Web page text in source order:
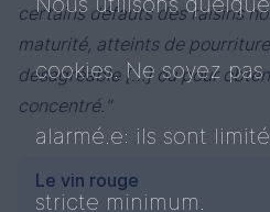
certains défauts des raisins
maturité, atteints de
désagréable […] ou pour
concentré."
Le vin rouge
cookies. Ne soyez pas
alarmé.e: ils sont
stricte minimum.